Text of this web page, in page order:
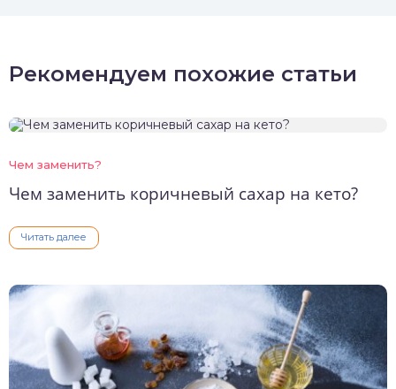
Рекомендуем похожие статьи
Чем заменить?
Чем заменить коричневый сахар на кето?
Читать далее